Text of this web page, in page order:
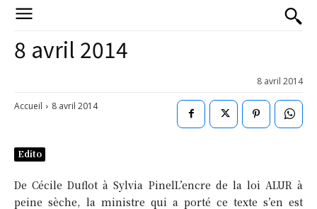
8 avril 2014
8 avril 2014
Accueil 8 avril 2014
Edito
De Cécile Duflot à Sylvia PinelL’encre de la loi ALUR à
peine sèche, la ministre qui a porté ce texte s’en est